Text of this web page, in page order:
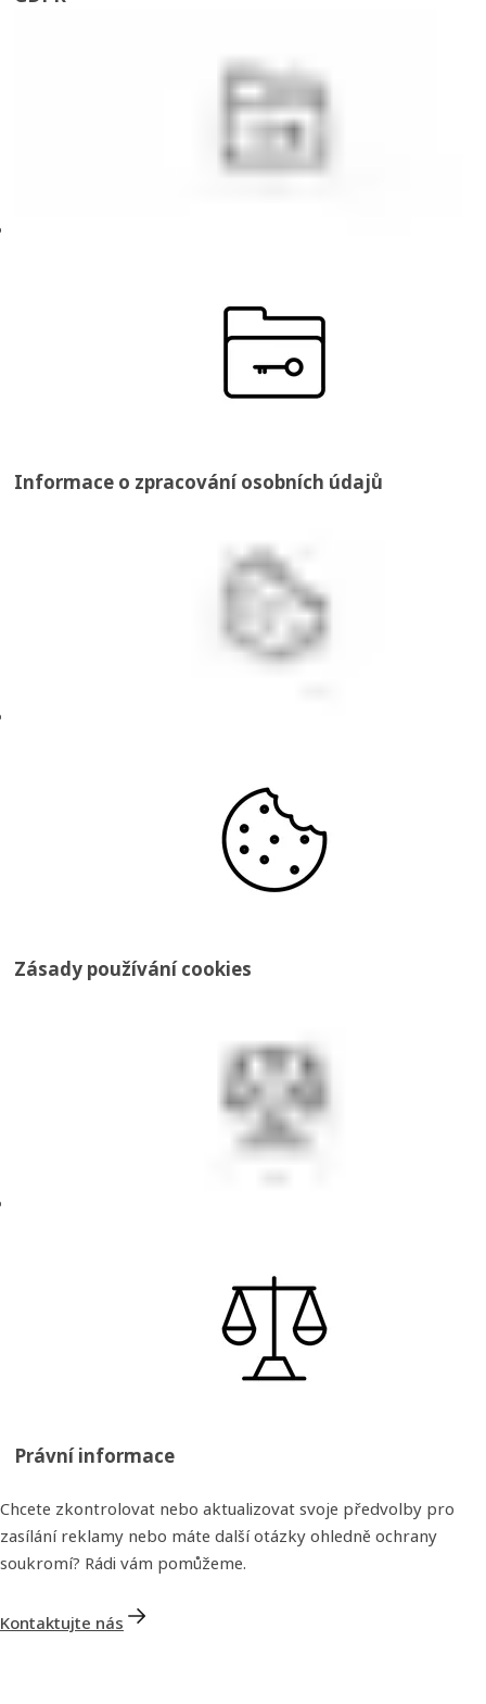
Informace o zpracování osobních údajů
Zásady používání cookies
Právní informace
Chcete zkontrolovat nebo aktualizovat svoje předvolby pro
zasílání reklamy nebo máte další otázky ohledně ochrany
soukromí? Rádi vám pomůžeme.
Kontaktujte nás